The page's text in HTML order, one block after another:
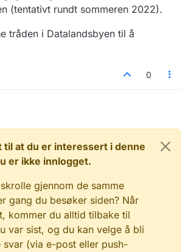
(tentativt rundt sommeren 2022).
tråden i Datalandsbyen til å
0
til at du er interessert i denne
er ikke innlogget.
gjennom de samme
gang du besøker siden? Når
kommer du alltid tilbake til
var sist, og du kan velge å bli
svar (via e-post eller push-